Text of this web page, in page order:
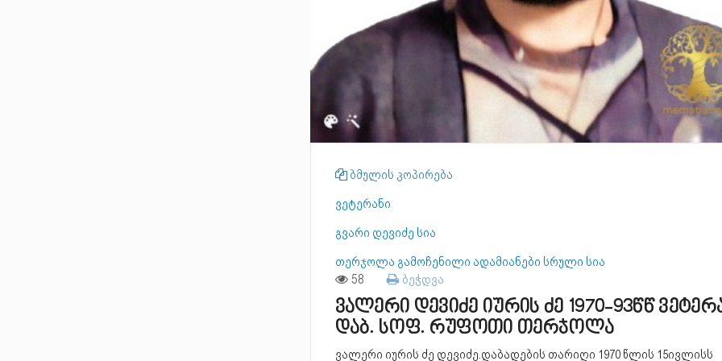
ბმულის კოპირება
ვეტერანი
გვარი დევიძე სია
თერჯოლა გამოჩენილი ადამიანები სრული სია
58 ბეჭდვა
ვალერი დევიძე იურის ძე 1970-93წწ
დაბ. სოფ. რუფოთი თერჯოლა
ვალერი იურის ძე დევიძე.დაბადების თარიღი 1970 წლის 15ივლისს